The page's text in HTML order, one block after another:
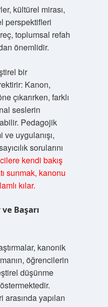
kültürel mirası,
perspektifleri
toplumsal refah
önemlidir.
bir
Kanon,
çıkarırken, farklı
seslerin
Pedagojik
uygulanışı,
sorularını
kendi bakış
sunmak, kanonu
kılar.
Başarı
kanonik
öğrencilerin
düşünme
yapılan